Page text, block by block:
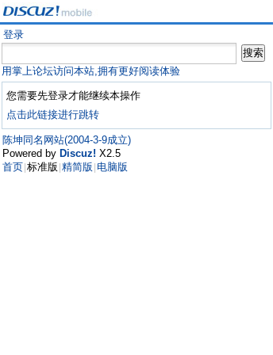
登录
用掌上论坛访问本站,拥有更好阅读体验
您需要先登录才能继续本操作
点击此链接进行跳转
陈坤同名网站(2004-3-9成立)
Powered by Discuz! X2.5
首页 标准版 精简版 电脑版